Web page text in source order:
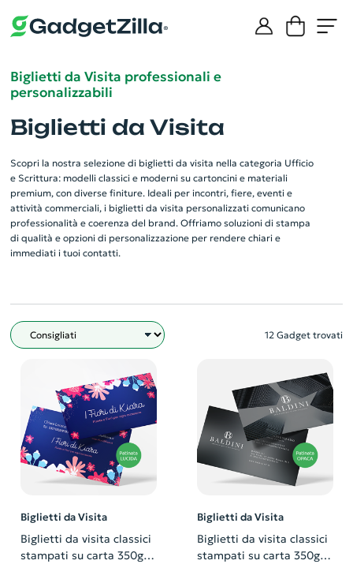
Biglietti da Visita professionali e
personalizzabili
Biglietti da Visita
Scopri la nostra selezione di biglietti da visita nella categoria Ufficio
e Scrittura: modelli classici e moderni su cartoncini e materiali
premium, con diverse finiture. Ideali per incontri, fiere, eventi e
attività commerciali, i biglietti da visita personalizzati comunicano
professionalità e coerenza del brand. Offriamo soluzioni di stampa
di qualità e opzioni di personalizzazione per rendere chiari e
immediati i tuoi contatti.
Filtro 12 Gadget trovati
Biglietti da Visita
Biglietti da visita classici
stampati su carta 350gr
Biglietti da Visita
Biglietti da visita classici
stampati su carta 350gr